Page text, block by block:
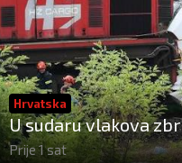
Hrvatska
U sudaru vlakova
12 zadržano na
Prije 1 sat